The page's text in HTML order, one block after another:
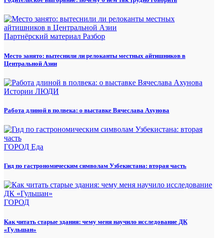
Партнёрский материал Разбор
Место занято: вытеснили ли релоканты местных айтишников в
Центральной Азии
Истории ЛЮДИ
Работа длиной в полвека: о выставке Вячеслава Ахунова
ГОРОД Еда
Гид по гастрономическим символам Узбекистана: вторая часть
ГОРОД
Как читать старые здания: чему меня научило исследование ДК
«Гульшан»